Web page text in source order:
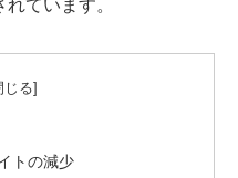
ています。
トの減少